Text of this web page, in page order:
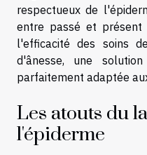
respectueux de
entre passé et
l'efficacité des soins
d'ânesse, une
parfaitement adaptée
Les atouts du
l'épiderme